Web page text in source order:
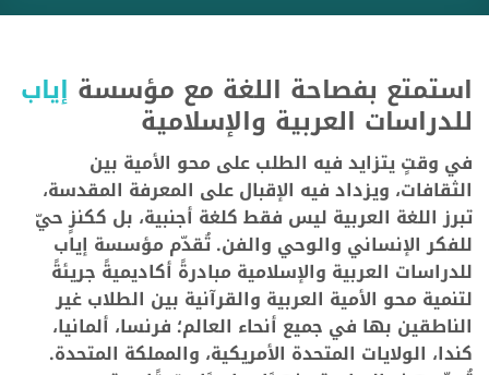
استمتع بفصاحة اللغة مع مؤسسة إياب
للدراسات العربية والإسلامية
في وقتٍ يتزايد فيه الطلب على محو الأمية بين
الثقافات، ويزداد فيه الإقبال على المعرفة المقدسة،
تبرز اللغة العربية ليس فقط كلغة أجنبية، بل ككنزٍ حيّ
للفكر الإنساني والوحي والفن. تُقدّم مؤسسة إياب
للدراسات العربية والإسلامية مبادرةً أكاديميةً جريئةً
لتنمية محو الأمية العربية والقرآنية بين الطلاب غير
الناطقين بها في جميع أنحاء العالم؛ فرنسا، ألمانيا،
كندا، الولايات المتحدة الأمريكية، والمملكة المتحدة.